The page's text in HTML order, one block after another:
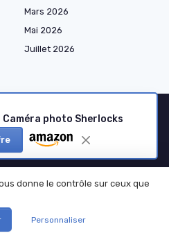
Caméra photo Sherlocks
Mars 2026
Mai 2026
Juillet 2026
donne le contrôle sur ceux que
Personnaliser